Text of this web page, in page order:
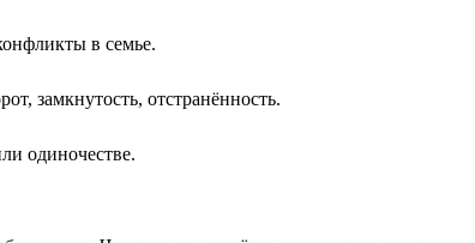
в семье.
замкнутость, отстранённость.
одиночестве.